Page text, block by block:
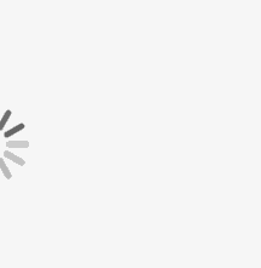
op de punchzone en
wegstompen van